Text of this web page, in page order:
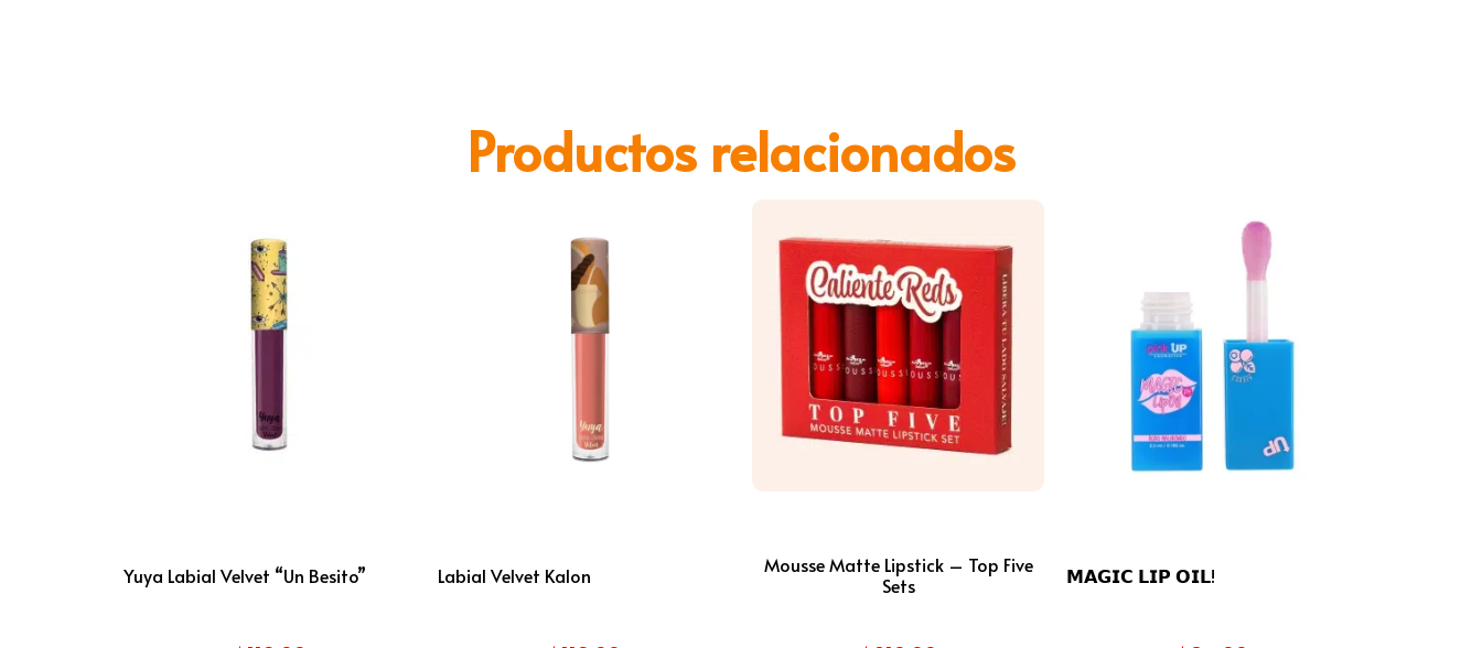
Productos relacionados
Yuya Labial Velvet “Un Besito” Labial Velvet Kalon
Mousse Matte Lipstick – Top Five
Sets
𝗠𝗔𝗚𝗜𝗖 𝗟𝗜𝗣 𝗢𝗜𝗟!